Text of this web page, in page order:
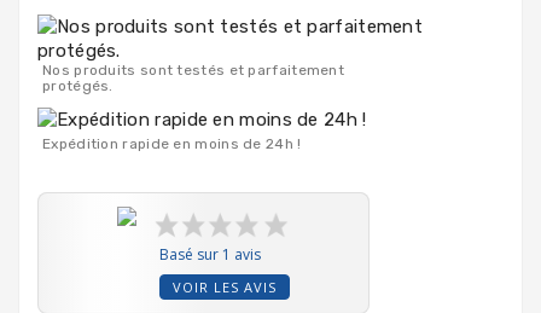
Nos produits sont testés et parfaitement
protégés.
Expédition rapide en moins de 24h !
Basé sur 1 avis
VOIR LES AVIS